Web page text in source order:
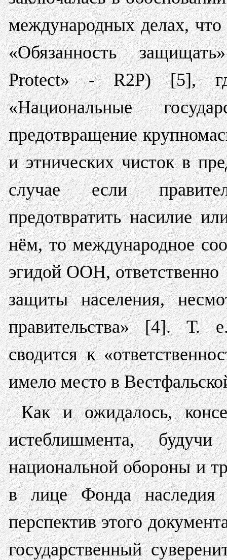
международных делах, что
«Обязанность
Protect» - R2P) [5],
«Национальные
предотвращение
и этнических чисток в
случае если
предотвратить насилие
нём, то международное
эгидой ООН,
защиты населения,
правительства» [4]. Т.
сводится к
имело место в
Как и ожидалось,
истеблишмента,
национальной обороны и
в лице Фонда наследия
перспектив этого
государственный